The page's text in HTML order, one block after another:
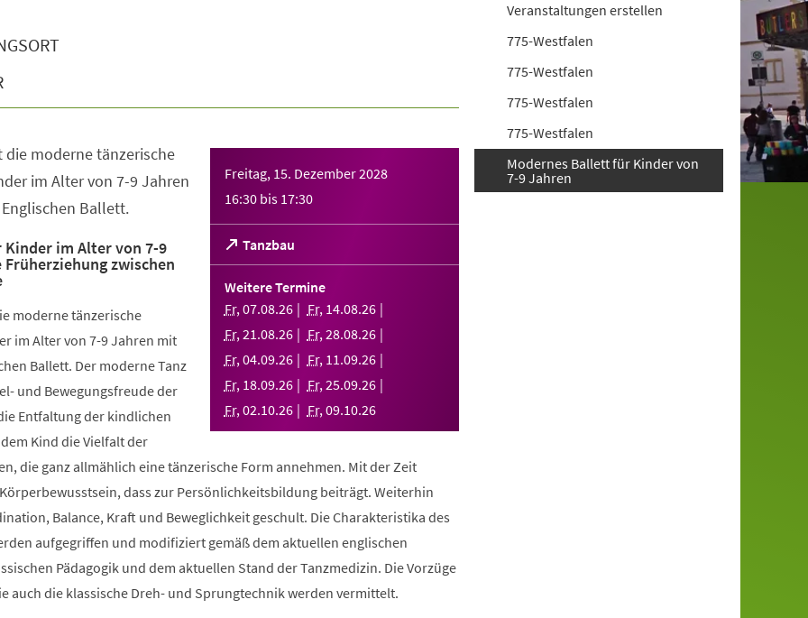
Freitag, 15. Dezember 2028
16:30 bis 17:30
Tanzbau
(Öffnet
in
einem
Tab)
Weitere Termine
Fr,07.08.26 Fr, 14.08.26
Fr,21.08.26 Fr,28.08.26
Fr,04.09.26 Fr, 11.09.26
Fr, 18.09.26 Fr,25.09.26
Fr,02.10.26 Fr,09.10.26
die moderne tänzerische
im Alter von 7-9 Jahren
Ballett.
im Alter von 7-9
zwischen
moderne tänzerische
im Alter von 7-9 Jahren mit
Ballett. Der moderne Tanz
und Bewegungsfreude der
Entfaltung der kindlichen
Kind die Vielfalt der
die ganz allmählich eine tänzerische Form annehmen. Mit der Zeit
dass zur Persönlichkeitsbildung beiträgt. Weiterhin
Balance, Kraft und Beweglichkeit geschult. Die Charakteristika des
aufgegriffen und modifiziert gemäß dem aktuellen englischen
Pädagogik und dem aktuellen Stand der Tanzmedizin. Die Vorzüge
auch die klassische Dreh- und Sprungtechnik werden vermittelt.
Veranstaltungen erstellen
775-Westfalen
775-Westfalen
775-Westfalen
775-Westfalen
Modernes Ballett für Kinder von
7-9 Jahren